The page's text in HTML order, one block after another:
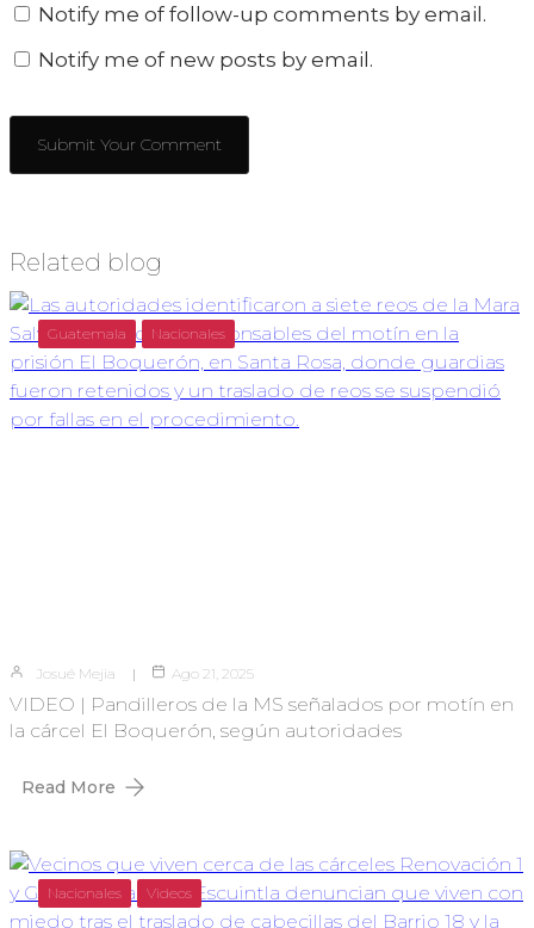
Notify me of follow-up comments by email.
Notify me of new posts by email.
Related blog
Guatemala Nacionales
Josué Mejia Ago 21, 2025
VIDEO | Pandilleros de la MS señalados por motín en
la cárcel El Boquerón, según autoridades
Read More
Nacionales Videos